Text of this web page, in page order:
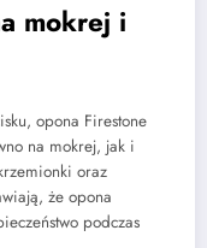
mokrej i
opona Firestone
na mokrej, jak i
oraz
że opona
podczas